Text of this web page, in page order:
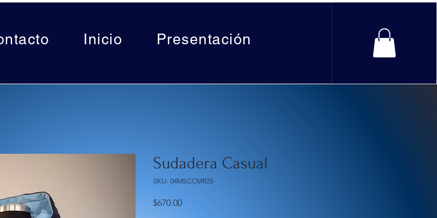
Inicio Presentación
Sudadera Casual
SKU: 04MSCCMR25
$670.00Precio